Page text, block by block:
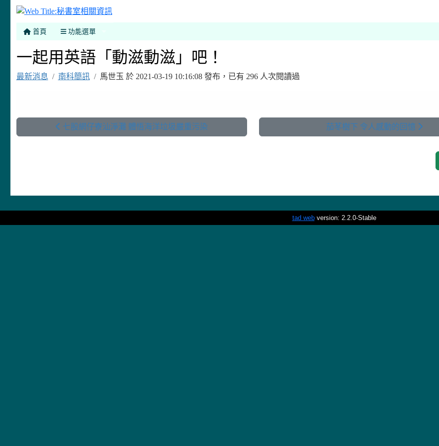
首頁 功能選單
一起用英語「動滋動滋」吧！
最新消息 南科簡訊 馬世玉 於 2021-03-19 10:16:08 發布，已有 296 人次閱讀過
七股網仔寮汕淨灘 體悟海洋垃圾嚴重污染 茄苳樹下 令人感動的回憶
tad webversion: 2.2.0-Stable